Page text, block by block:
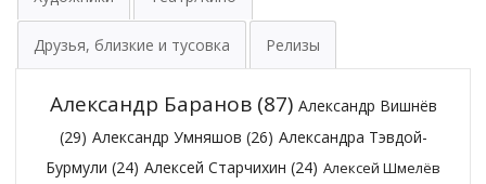
Друзья, близкие и тусовка Релизы
Александр Баранов(87) Александр Вишнёв
(29) Александр Умняшов (26) Александра Тэвдой-
Бурмули (24) Алексей Старчихин (24) Алексей Шмелёв